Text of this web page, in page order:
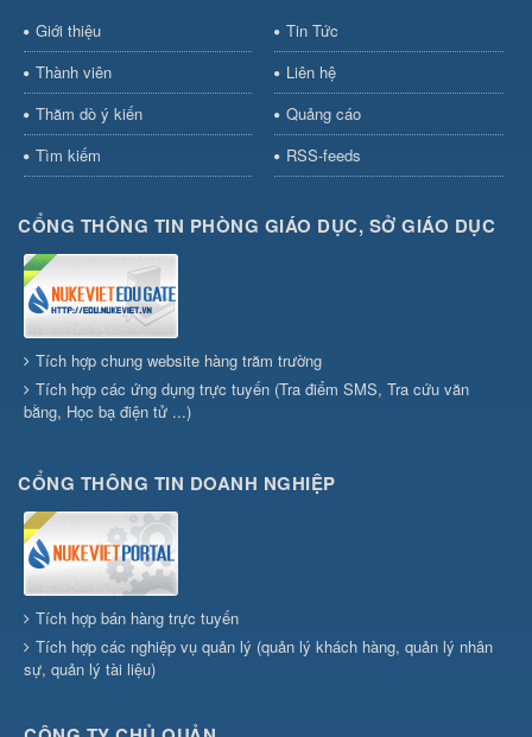
Giới thiệu
Tin Tức
Thành viên
Liên hệ
Thăm dò ý kiến
Quảng cáo
Tìm kiếm
RSS-feeds
CỔNG THÔNG TIN PHÒNG GIÁO DỤC, SỞ GIÁO DỤC
Tích hợp chung website hàng trăm trường
Tích hợp các ứng dụng trực tuyến (Tra điểm SMS, Tra cứu văn
bằng, Học bạ điện tử ...)
CỔNG THÔNG TIN DOANH NGHIỆP
Tích hợp bán hàng trực tuyến
Tích hợp các nghiệp vụ quản lý (quản lý khách hàng, quản lý nhân
sự, quản lý tài liệu)